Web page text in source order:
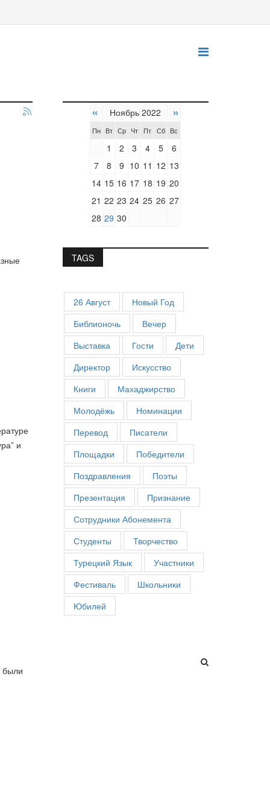
и
были
« Ноябрь 2022 »
Пн Вт Ср Чт Пт Сб Вс
1 2 3 4 5
6
7
8 9 10 11 12 13
14 15 16 17 18 19 20
21 22 23 24 25 26 27
28 29 30
TAGS
26 Август
Новый Год
Библионочь
Вечер
Выставка
Гости
Дети
Директор
Искусство
Книги
Махаджирство
Молодёжь
Номинации
Перевод
Писатели
Площадки
Победители
Поздравления
Поэты
Презентация
Признание
Сотрудники Абонемента
Студенты
Творчество
Турецкий Язык
Участники
Фестиваль
Школьники
Юбилей